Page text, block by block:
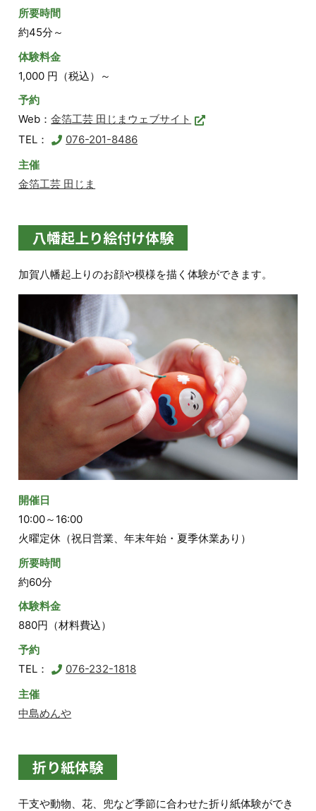
所要時間
約45分～
体験料金
1,000 円（税込）～
予約
Web：金箔工芸 田じまウェブサイト
TEL：
076-201-8486
主催
金箔工芸 田じま
八幡起上り絵付け体験
加賀八幡起上りのお顔や模様を描く体験ができます。
開催日
10:00～16:00
火曜定休（祝日営業、年末年始・夏季休業あり）
所要時間
約60分
体験料金
880円（材料費込）
予約
TEL：
076-232-1818
主催
中島めんや
折り紙体験
干支や動物、花、兜など季節に合わせた折り紙体験ができ